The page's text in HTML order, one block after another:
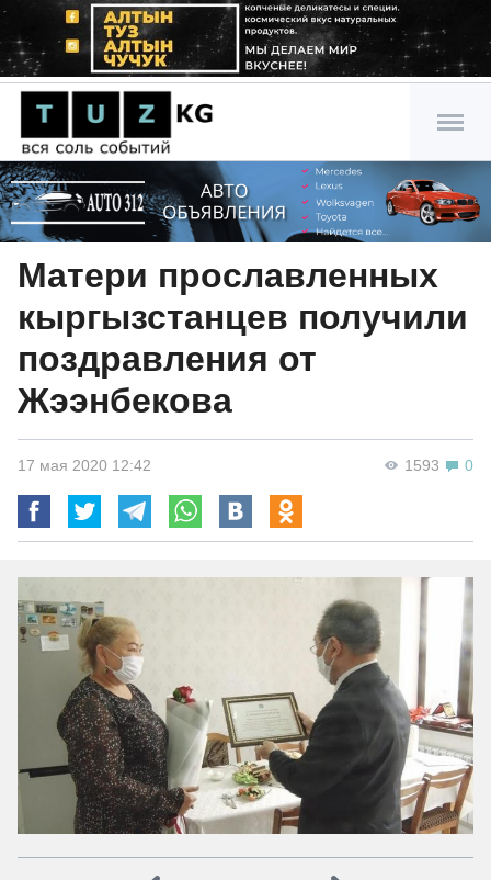
Матери прославленных
кыргызстанцев получили
поздравления от
Жээнбекова
1593 0
17 мая 2020 12:42